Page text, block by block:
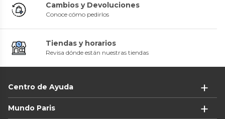
Cambios y Devoluciones
Conoce cómo pedirlos
Tiendas y horarios
Revisa dónde están nuestras tiendas
Centro de Ayuda
Mundo Paris